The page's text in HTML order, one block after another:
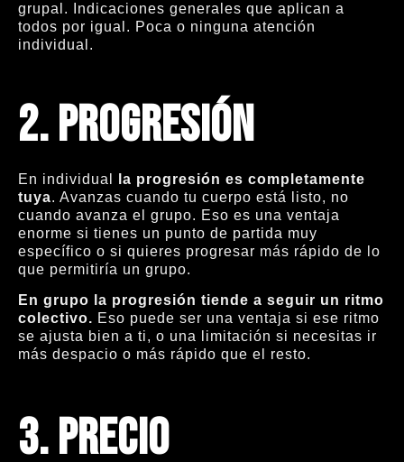
grupal. Indicaciones generales que aplican a
todos por igual. Poca o ninguna atención
individual.
2.Progresión
En individual
la progresión es completamente
tuya. Avanzas cuando tu cuerpo está listo, no
cuando avanza el grupo. Eso es una ventaja
enorme si tienes un punto de partida muy
específico o si quieres progresar más rápido de lo
que permitiría un grupo.
En grupo la progresión tiende a seguir un ritmo
colectivo. Eso puede ser una ventaja si ese ritmo
se ajusta bien a ti, o una limitación si necesitas ir
más despacio o más rápido que el resto.
3.Precio